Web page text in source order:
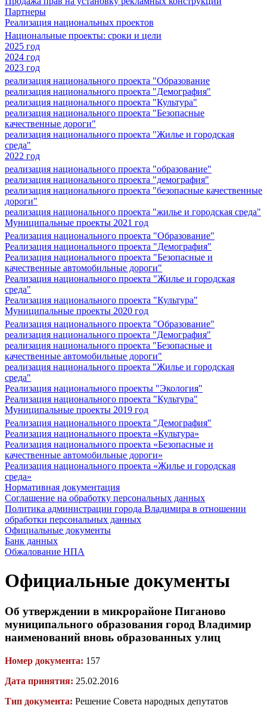
Партнеры
Реализация национальных проектов
Национальные проекты: сроки и цели
2025 год
2024 год
2023 год
реализация национального проекта "Образование
реализация национального проекта "Демография"
реализация национального проекта "Культура"
реализация национального проекта "Безопасные
качественные дороги"
реализация национального проекта "Жилье и городская
среда"
2022 год
реализация национального проекта "образование"
реализация национального проекта "демография"
реализация национального проекта "безопасные качественные
дороги"
реализация национального проекта "жилье и городская среда"
Муниципальные проекты 2021 год
Реализация национального проекта "Образование"
Реализация национального проекта "Демография"
Реализация национального проекта "Безопасные и
качественные автомобильные дороги"
Реализация национального проекта "Жилье и городская
среда"
Реализация национального проекта "Культура"
Муниципальные проекты 2020 год
Реализация национального проекта "Образование"
реализация национального проекта "Демография"
реализация национального проекта "Безопасные и
качественные автомобильные дороги"
реализация национального проекта "Жилье и городская
среда"
Реализация национального проекты "Экология"
Реализация национального проекта "Культура"
Муниципальные проекты 2019 год
Реализация национального проекта "Демография"
Реализация национального проекта «Культура»
Реализация национального проекта «Безопасные и
качественные автомобильные дороги»
Реализация национального проекта «Жилье и городская
среда»
Нормативная документация
Соглашение на обработку персональных данных
Политика администрации города Владимира в отношении
обработки персональных данных
Официальные документы
Банк данных
Обжалование НПА
Официальные документы
Об утверждении в микрорайоне Пиганово
муниципального образования город Владимир
наименований вновь образованных улиц
Номер документа: 157
Дата принятия: 25.02.2016
Тип документа: Решение Совета народных депутатов